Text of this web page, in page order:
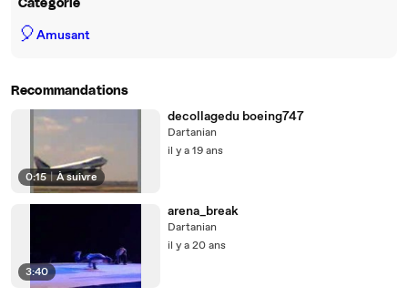
Catégorie
🎈Amusant
Recommandations
0:15 | À suivre
decollagedu boeing747
Dartanian
il y a 19 ans
3:40
arena_break
Dartanian
il y a 20 ans